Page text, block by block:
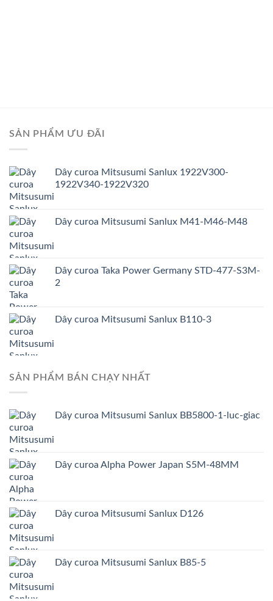
SẢN PHẨM ƯU ĐÃI
Dây curoa Mitsusumi Sanlux 1922V300-
1922V340-1922V320
Dây curoa Mitsusumi Sanlux M41-M46-M48
Dây curoa Taka Power Germany STD-477-S3M-
2
Dây curoa Mitsusumi Sanlux B110-3
SẢN PHẨM BÁN CHẠY NHẤT
Dây curoa Mitsusumi Sanlux BB5800-1-luc-giac
Dây curoa Alpha Power Japan S5M-48MM
Dây curoa Mitsusumi Sanlux D126
Dây curoa Mitsusumi Sanlux B85-5